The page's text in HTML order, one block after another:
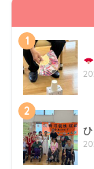
1
2